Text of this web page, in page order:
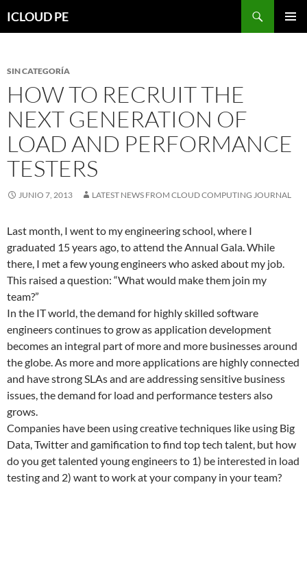
hacia
ICLOUD PE
SIN CATEGORÍA
HOW TO RECRUIT THE
NEXT GENERATION OF
LOAD AND PERFORMANCE
TESTERS
JUNIO 7, 2013 LATEST NEWS FROM CLOUD COMPUTING JOURNAL
Last month, I went to my engineering school, where I
graduated 15 years ago, to attend the Annual Gala. While
there, I met a few young engineers who asked about my job.
This raised a question: “What would make them join my
team?”
In the IT world, the demand for highly skilled software
engineers continues to grow as application development
becomes an integral part of more and more businesses around
the globe. As more and more applications are highly connected
and have strong SLAs and are addressing sensitive business
issues, the demand for load and performance testers also
grows.
Companies have been using creative techniques like using Big
Data, Twitter and gamification to find top tech talent, but how
do you get talented young engineers to 1) be interested in load
testing and 2) want to work at your company in your team?